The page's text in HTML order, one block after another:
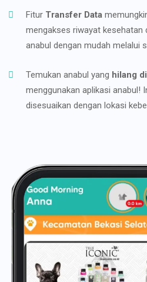
Fitur Transfer Data
mengakses riwayat kesehatan
anabul dengan mudah melalui
Temukan anabul yang hilang
menggunakan aplikasi anabul!
disesuaikan dengan lokasi